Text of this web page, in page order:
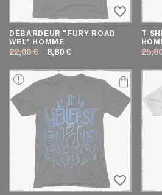
favorite_border
DÉBARDEUR "FURY ROAD
WE1" HOMME
22,00 € 8,80 €
T-
favorite_border